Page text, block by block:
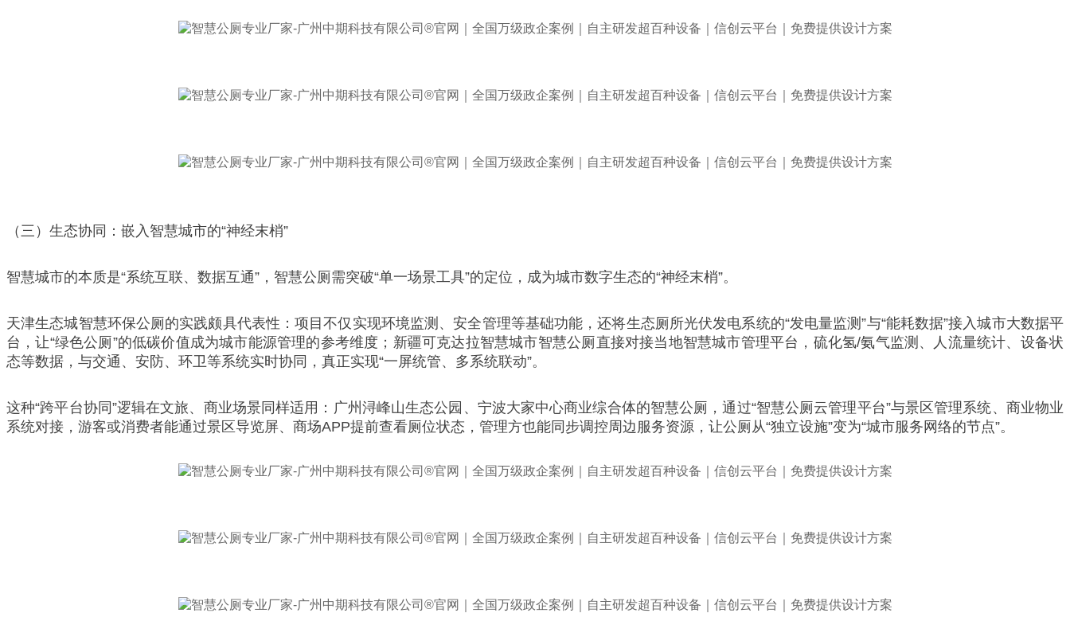
（三）生态协同：嵌入智慧城市的“神经末梢”
智慧城市的本质是“系统互联、数据互通”，智慧公厕需突破“单一场景工具”的定位，成为城市数字生态的“神经末梢”。
天津生态城智慧环保公厕的实践颇具代表性：项目不仅实现环境监测、安全管理等基础功能，还将生态厕所光伏发电系统的“发电量监测”与“能耗数据”接入城市大数据平
台，让“绿色公厕”的低碳价值成为城市能源管理的参考维度；新疆可克达拉智慧城市智慧公厕直接对接当地智慧城市管理平台，硫化氢/氨气监测、人流量统计、设备状
态等数据，与交通、安防、环卫等系统实时协同，真正实现“一屏统管、多系统联动”。
这种“跨平台协同”逻辑在文旅、商业场景同样适用：广州浔峰山生态公园、宁波大家中心商业综合体的智慧公厕，通过“智慧公厕云管理平台”与景区管理系统、商业物业
系统对接，游客或消费者能通过景区导览屏、商场APP提前查看厕位状态，管理方也能同步调控周边服务资源，让公厕从“独立设施”变为“城市服务网络的节点”。